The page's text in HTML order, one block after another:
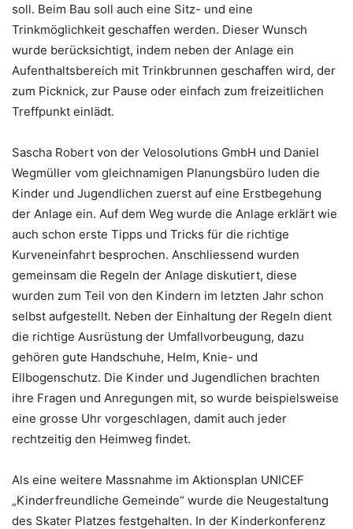
soll. Beim Bau soll auch eine Sitz- und eine
Trinkmöglichkeit geschaffen werden. Dieser Wunsch
wurde berücksichtigt, indem neben der Anlage ein
Aufenthaltsbereich mit Trinkbrunnen geschaffen wird, der
zum Picknick, zur Pause oder einfach zum freizeitlichen
Treffpunkt einlädt.
Sascha Robert von der Velosolutions GmbH und Daniel
Wegmüller vom gleichnamigen Planungsbüro luden die
Kinder und Jugendlichen zuerst auf eine Erstbegehung
der Anlage ein. Auf dem Weg wurde die Anlage erklärt wie
auch schon erste Tipps und Tricks für die richtige
Kurveneinfahrt besprochen. Anschliessend wurden
gemeinsam die Regeln der Anlage diskutiert, diese
wurden zum Teil von den Kindern im letzten Jahr schon
selbst aufgestellt. Neben der Einhaltung der Regeln dient
die richtige Ausrüstung der Umfallvorbeugung, dazu
gehören gute Handschuhe, Helm, Knie- und
Ellbogenschutz. Die Kinder und Jugendlichen brachten
ihre Fragen und Anregungen mit, so wurde beispielsweise
eine grosse Uhr vorgeschlagen, damit auch jeder
rechtzeitig den Heimweg findet.
Als eine weitere Massnahme im Aktionsplan UNICEF
„Kinderfreundliche Gemeinde“ wurde die Neugestaltung
des Skater Platzes festgehalten. In der Kinderkonferenz